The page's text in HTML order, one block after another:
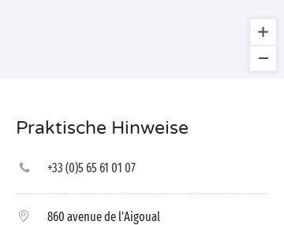
Praktische Hinweise
+33 (0)5 65 61 01 07
860 avenue de l'Aigoual